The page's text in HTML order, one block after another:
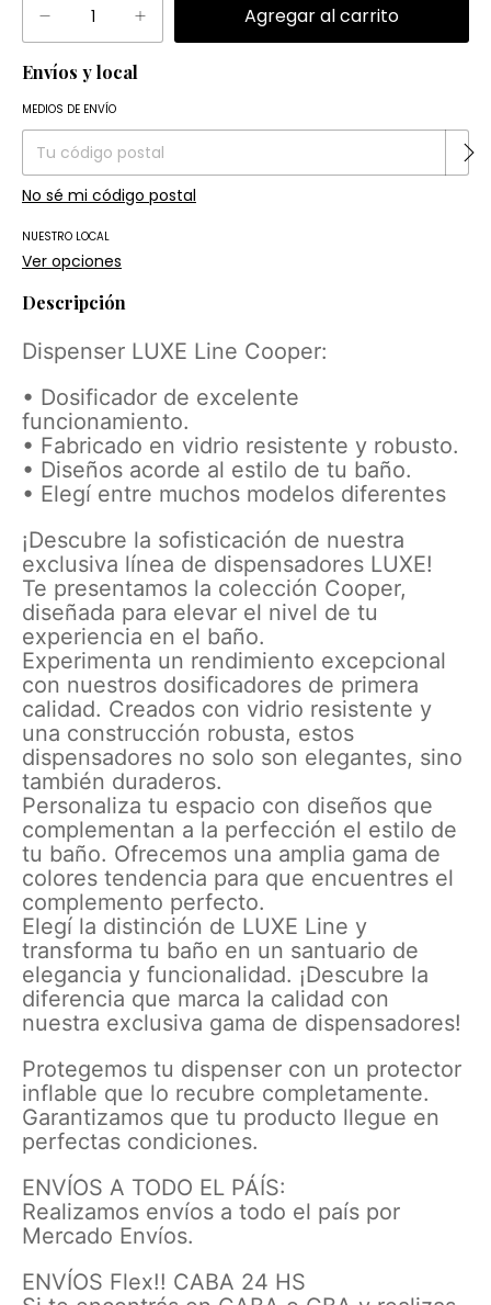
Envíos y local
Entregas para el CP:
MEDIOS DE ENVÍO
No sé mi código postal
NUESTRO LOCAL
Ver opciones
Descripción
Dispenser LUXE Line Cooper:
• Dosificador de excelente
funcionamiento.
• Fabricado en vidrio resistente y robusto.
• Diseños acorde al estilo de tu baño.
• Elegí entre muchos modelos diferentes
¡Descubre la sofisticación de nuestra
exclusiva línea de dispensadores LUXE!
Te presentamos la colección Cooper,
diseñada para elevar el nivel de tu
experiencia en el baño.
Experimenta un rendimiento excepcional
con nuestros dosificadores de primera
calidad. Creados con vidrio resistente y
una construcción robusta, estos
dispensadores no solo son elegantes, sino
también duraderos.
Personaliza tu espacio con diseños que
complementan a la perfección el estilo de
tu baño. Ofrecemos una amplia gama de
colores tendencia para que encuentres el
complemento perfecto.
Elegí la distinción de LUXE Line y
transforma tu baño en un santuario de
elegancia y funcionalidad. ¡Descubre la
diferencia que marca la calidad con
nuestra exclusiva gama de dispensadores!
Protegemos tu dispenser con un protector
inflable que lo recubre completamente.
Garantizamos que tu producto llegue en
perfectas condiciones.
ENVÍOS A TODO EL PÁÍS:
Realizamos envíos a todo el país por
Mercado Envíos.
ENVÍOS Flex!! CABA 24 HS